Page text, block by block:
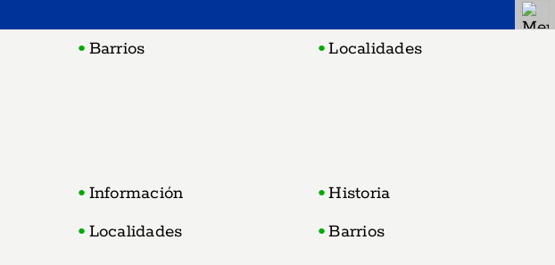
Barrios
Localidades
Información
Historia
Localidades Barrios